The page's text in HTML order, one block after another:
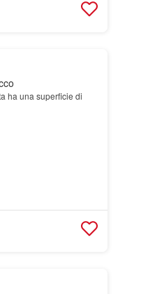
ha una superficie di